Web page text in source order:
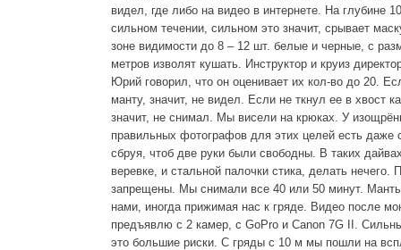
видел, где либо на видео в интернете. На глубине
сильном течении, сильном это значит, срывает
зоне видимости до 8 – 12 шт. белые и черные, с
метров изволят кушать. Инструктор и круиз
Юрий говорил, что он оценивает их кол-во до 20.
манту, значит, не видел. Если не ткнул ее в хвост
значит, не снимал. Мы висели на крюках. У
правильных фотографов для этих целей есть даже
сбруя, чтоб две руки были свободны. В таких
веревке, и стальной палочки стика, делать нечего.
запрещены. Мы снимали все 40 или 50 минут.
нами, иногда прижимая нас к гряде. Видео после
предъявлю с 2 камер, с GoPro и Canon 7G II.
это большие риски. С гряды с 10 м мы пошли на